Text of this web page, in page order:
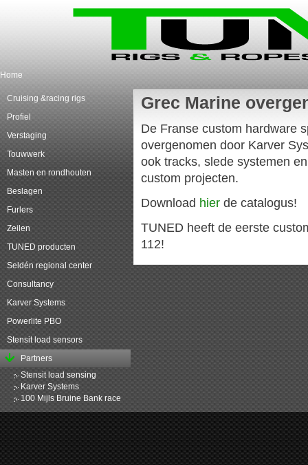
Home
Cruising &racing rigs
Profiel
Verstaging
Touwwerk
Masten en rondhouten
Beslagen
Furlers
Zeilen
TUNED producten
Seldén regional center
Consultancy
Karver Systems
Powerlite PBO
Stensit load sensors
Partners
Stensit load sensing
Karver Systems
100 Mijls Bruine Bank race
Grec Marine
De Franse custom hardware
overgenomen door Karver
ook tracks, slede systemen
custom projecten.
Download hier de catalogus!
TUNED heeft de eerste
112!